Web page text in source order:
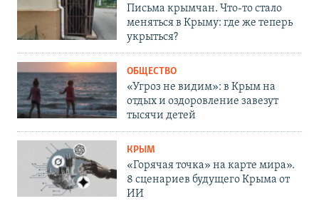
Письма крымчан. Что-то стало
меняться в Крыму: где же теперь
укрыться?
ОБЩЕСТВО
«Угроз не видим»: в Крым на
отдых и оздоровление завезут
тысячи детей
КРЫМ
«Горячая точка» на карте мира».
8 сценариев будущего Крыма от
ИИ